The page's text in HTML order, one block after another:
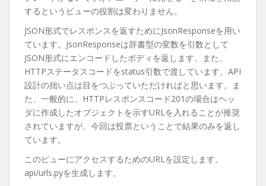
するというビューの役割は変わりません。
JSON形式でレスポンスを返すためにJsonResponseを用い
ています。JsonResponseは辞書型の変数を引数として
JSON形式にエンコードしたボディを返します。また、
HTTPステータスコードをstatus引数で渡しています。API
設計の拙い点は目をつぶっていただければと思います。ま
た、一般的に、HTTPレスポンスコード201の場合はヘッ
ダに作成したオブジェクトを示すURLを入れることが推奨
されていますが、今回は投票ということで結果のみを返し
ています。
このビューにアクセスするためのURLを設定します。
api/urls.pyを生成します。